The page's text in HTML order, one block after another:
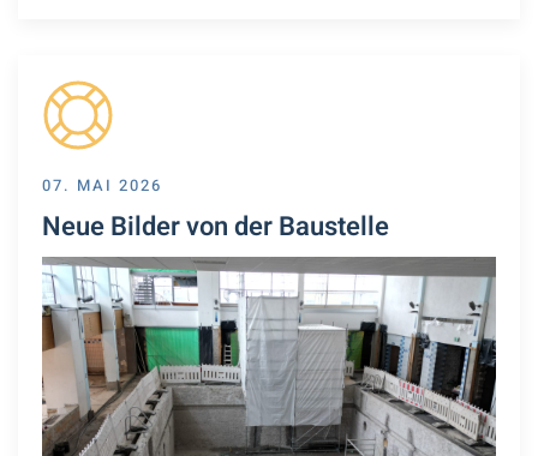
07. MAI 2026
Neue Bilder von der Baustelle